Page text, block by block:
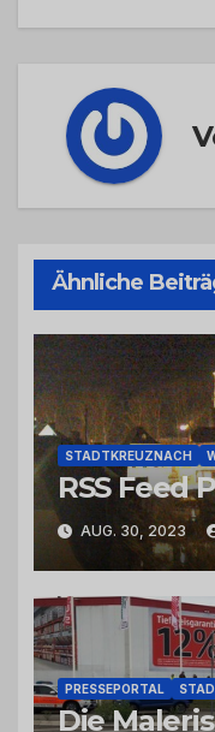
Ähnliche
STADTKREUZNACH
RSS Feed
AUG. 30, 2023
PRESSEPORTAL
Die